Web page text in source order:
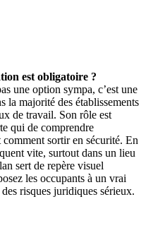
est obligatoire ?
une option sympa, c’est une
la majorité des établissements
de travail. Son rôle est
qui de comprendre
sortir en sécurité. En
vite, surtout dans un lieu
sert de repère visuel
les occupants à un vrai
risques juridiques sérieux.